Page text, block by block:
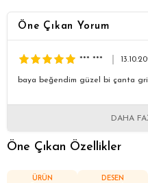
Öne Çıkan Yorum
*** ***
baya beğendim güzel bi çanta
DAHA
Öne Çıkan Özellikler
ÜRÜN DESEN